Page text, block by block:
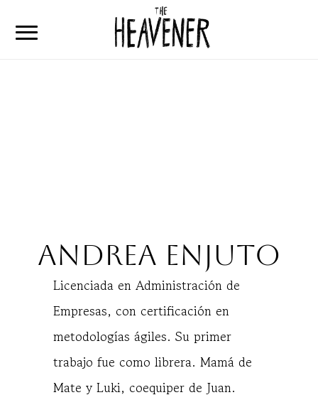
Andrea Enjuto
Licenciada en Administración de
Empresas, con certificación en
metodologías ágiles. Su primer
trabajo fue como librera. Mamá de
Mate y Luki, coequiper de Juan.